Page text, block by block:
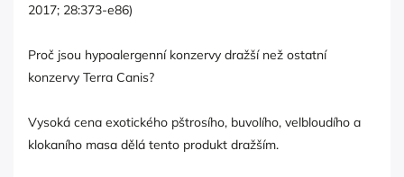
2017; 28:373-e86)
Proč jsou hypoalergenní konzervy dražší než ostatní
konzervy Terra Canis?
Vysoká cena exotického pštrosího, buvolího, velbloudího a
klokaního masa dělá tento produkt dražším.